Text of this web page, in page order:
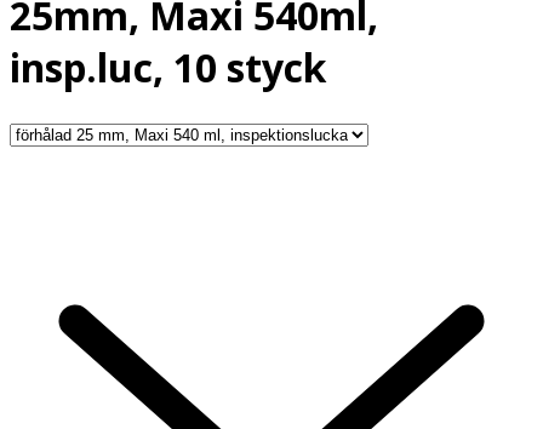
25mm, Maxi 540ml,
insp.luc, 10 styck